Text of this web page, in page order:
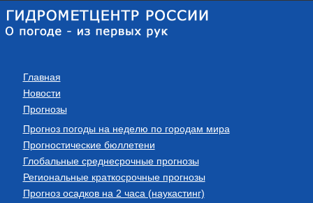
Главная
Новости
Прогнозы
Прогноз погоды на неделю по городам мира
Прогностические бюллетени
Глобальные среднесрочные прогнозы
Региональные краткосрочные прогнозы
Прогноз осадков на 2 часа (наукастинг)